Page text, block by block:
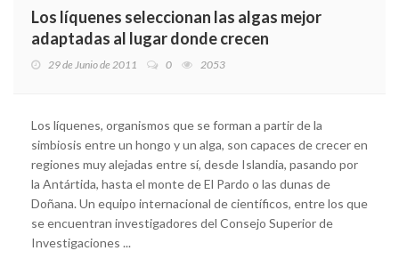
Los líquenes seleccionan las algas mejor
adaptadas al lugar donde crecen
29 de Junio de 2011 0 2053
Los líquenes, organismos que se forman a partir de la
simbiosis entre un hongo y un alga, son capaces de crecer en
regiones muy alejadas entre sí, desde Islandia, pasando por
la Antártida, hasta el monte de El Pardo o las dunas de
Doñana. Un equipo internacional de científicos, entre los que
se encuentran investigadores del Consejo Superior de
Investigaciones ...